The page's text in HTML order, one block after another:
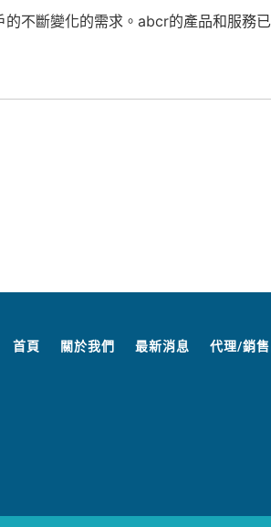
不斷變化的需求。abcr的產品和服務
首頁 關於我們 最新消息 代理/銷